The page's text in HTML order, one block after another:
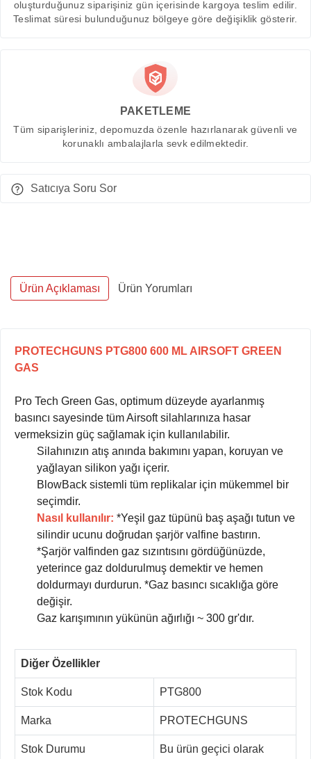
oluşturduğunuz siparişiniz gün içerisinde kargoya teslim edilir.
Teslimat süresi bulunduğunuz bölgeye göre değişiklik gösterir.
PAKETLEME
Tüm siparişleriniz, depomuzda özenle hazırlanarak güvenli ve
korunaklı ambalajlarla sevk edilmektedir.
Satıcıya Soru Sor
Ürün Açıklaması Ürün Yorumları
PROTECHGUNS PTG800 600 ML AIRSOFT GREEN
GAS
Pro Tech Green Gas, optimum düzeyde ayarlanmış
basıncı sayesinde tüm Airsoft silahlarınıza hasar
vermeksizin güç sağlamak için kullanılabilir.
Silahınızın atış anında bakımını yapan, koruyan ve
yağlayan silikon yağı içerir.
BlowBack sistemli tüm replikalar için mükemmel bir
seçimdir.
Nasıl kullanılır: *Yeşil gaz tüpünü baş aşağı tutun ve
silindir ucunu doğrudan şarjör valfine bastırın.
*Şarjör valfinden gaz sızıntısını gördüğünüzde,
yeterince gaz doldurulmuş demektir ve hemen
doldurmayı durdurun. *Gaz basıncı sıcaklığa göre
değişir.
Gaz karışımının yükünün ağırlığı ~ 300 gr'dır.
Diğer Özellikler
Stok Kodu PTG800
Marka PROTECHGUNS
Stok Durumu
Bu ürün geçici olarak